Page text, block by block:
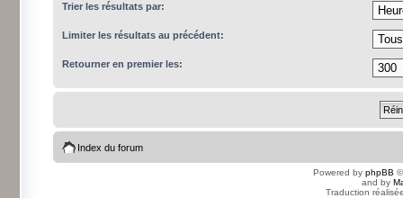
Trier les résultats par:
Limiter les résultats au précédent:
Retourner en premier les:
Index du forum
Powered by phpBB
and by
Traduction